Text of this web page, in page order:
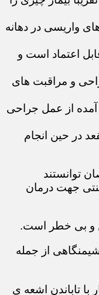
واریسی در دهانه
اعتماد است و
و مراقبت های
از عمل جراحی
در حین انجام
توانستند
جهت درمان
و بی خطر است.
از جمله
با تاباندن اشعه ی